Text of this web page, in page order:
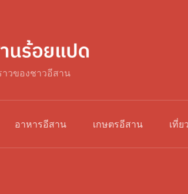
าวของชาวอีสาน
อาหารอีสาน เกษตรอีสาน เที่ย